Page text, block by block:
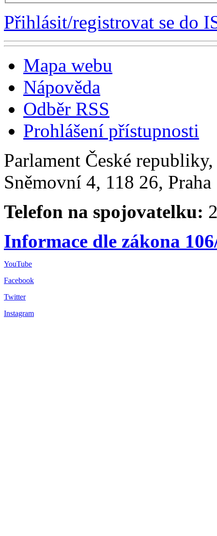
Přihlásit/registrovat se do
Mapa webu
Nápověda
Odběr RSS
Prohlášení přístupnosti
Parlament České
Sněmovní 4, 118 26,
Telefon na spojovatelku:
Informace dle zákona
YouTube
Facebook
Twitter
Instagram